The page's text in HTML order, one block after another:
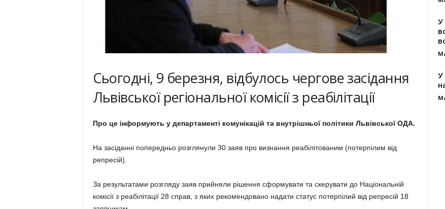
Сьогодні, 9 березня, відбулось чергове засідання
Львівської регіональної комісії з реабілітації
Про це інформують у департаменті комунікацій та внутрішньої політики Львівської ОДА.
На засіданні попередньо розглянули 30 заяв про визнання реабілітованим (потерпілим від
репресій).
За результатами розгляду заяв прийняли рішення сформувати та скерувати до Національній
комісії з реабілітації 28 справ, з яких рекомендовано надати статус потерпілий від репресій 18
У
У